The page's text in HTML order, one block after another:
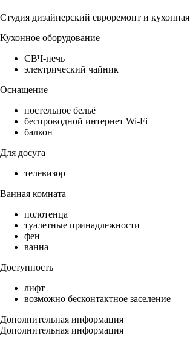
Студия дизайнерский евроремонт и кухонная
Кухонное оборудование
СВЧ-печь
электрический чайник
Оснащение
постельное бельё
беспроводной интернет Wi-Fi
балкон
Для досуга
телевизор
Ванная комната
полотенца
туалетные принадлежности
фен
ванна
Доступность
лифт
возможно бесконтактное заселение
Дополнительная информация
Дополнительная информация